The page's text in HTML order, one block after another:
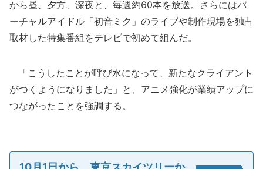
から昼、夕方、深夜と、毎週約60本を放送。さらにはバ
ーチャルアイドル「初音ミク」のライブや制作現場を独占
取材した特集番組をテレビで初めて組んだ。
「こうしたことが呼び水になって、新たなクライアント
がつくようになりました」と、アニメ強化が業績アップに
つながったことを強調する。